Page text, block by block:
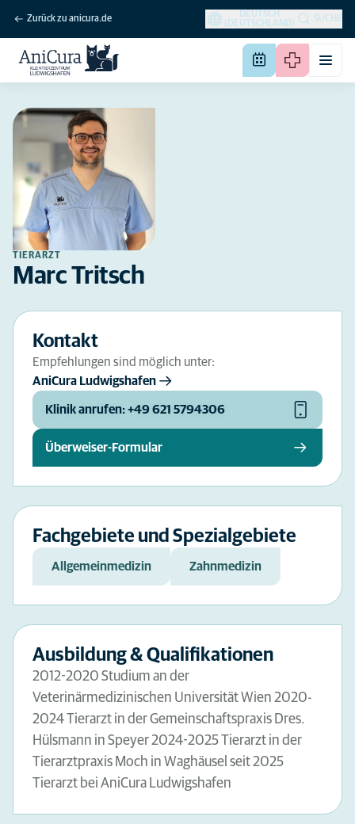
Zurück zu anicura.de
DEUTSCH
(DEUTSCHLAND)
SUCHE
TIERARZT
Marc Tritsch
Kontakt
Empfehlungen sind möglich unter:
AniCura Ludwigshafen
Klinik anrufen: +49 621 5794306
Überweiser-Formular
Fachgebiete und Spezialgebiete
Allgemeinmedizin Zahnmedizin
Ausbildung & Qualifikationen
2012-2020 Studium an der
Veterinärmedizinischen Universität Wien 2020-
2024 Tierarzt in der Gemeinschaftspraxis Dres.
Hülsmann in Speyer 2024-2025 Tierarzt in der
Tierarztpraxis Moch in Waghäusel seit 2025
Tierarzt bei AniCura Ludwigshafen